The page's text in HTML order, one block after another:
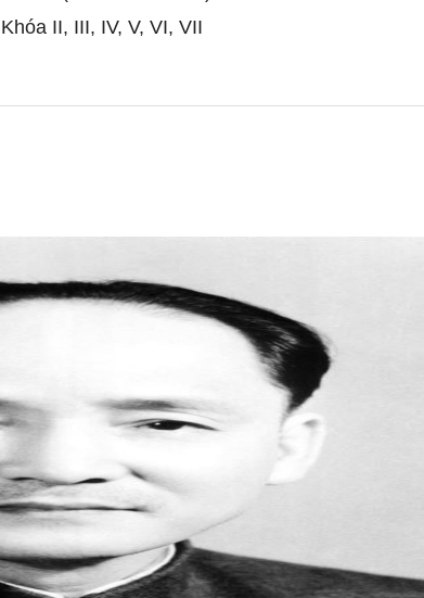
II, III, IV, V, VI, VII
Nam ra Bắc dự Hội nghị hợp nhất các tổ
Hợp nhất Đảng cử đồng chí vào Ban Chấp
chí được trả tự do về Hà Nội hoạt động.
Kỳ.
dân Pháp trục xuất khỏi Hà Nội, đồng chí
Trung ương 8, khóa I của Ðảng, đồng chí
toàn quốc, đồng chí được bầu là Ủy viên